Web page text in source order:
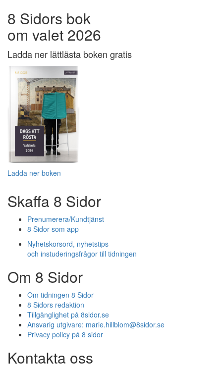
8 Sidors bok
om valet 2026
Ladda ner lättlästa boken gratis
Ladda ner boken
Skaffa 8 Sidor
Prenumerera/Kundtjänst
8 Sidor som app
Nyhetskorsord, nyhetstips
och instuderingsfrågor till tidningen
Om 8 Sidor
Om tidningen 8 Sidor
8 Sidors redaktion
Tillgänglighet på 8sidor.se
Ansvarig utgivare: marie.hillblom@8sidor.se
Privacy policy på 8 sidor
Kontakta oss